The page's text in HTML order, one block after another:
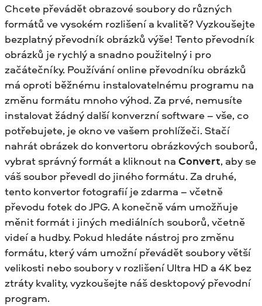
Chcete převádět obrazové soubory do různých
formátů ve vysokém rozlišení a kvalitě? Vyzkoušejte
bezplatný převodník obrázků výše! Tento převodník
obrázků je rychlý a snadno použitelný i pro
začátečníky. Používání online převodníku obrázků
má oproti běžnému instalovatelnému programu na
změnu formátu mnoho výhod. Za prvé, nemusíte
instalovat žádný další konverzní software – vše, co
potřebujete, je okno ve vašem prohlížeči. Stačí
nahrát obrázek do konvertoru obrázkových souborů,
vybrat správný formát a kliknout na Convert, aby se
váš soubor převedl do jiného formátu. Za druhé,
tento konvertor fotografií je zdarma – včetně
převodu fotek do JPG. A konečně vám umožňuje
měnit formát i jiných mediálních souborů, včetně
videí a hudby. Pokud hledáte nástroj pro změnu
formátu, který vám umožní převádět soubory větší
velikosti nebo soubory v rozlišení Ultra HD a 4K bez
ztráty kvality, vyzkoušejte náš desktopový převodní
program.